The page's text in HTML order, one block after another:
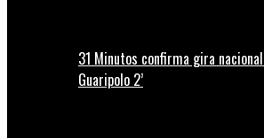
31 Minutos confirma gira
Guaripolo 2’